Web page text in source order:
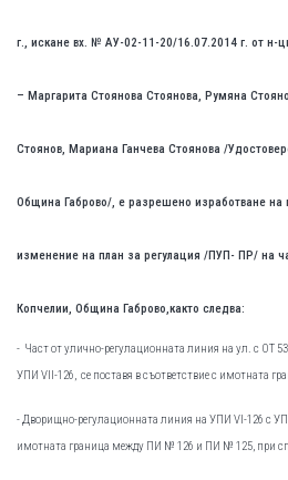
г., искане вх. № АУ-02-11-20/16.07.2014 г. от н-
– Маргарита Стоянова Стоянова, Румяна
Стоянов, Мариана Ганчева Стоянова /
Община Габрово/, е разрешено изработване на
изменение на план за регулация /ПУП- ПР/ на
Копчелии, Община Габрово,както следва:
- Част от улично-регулационната линия на ул. с ОТ
УПИ VІІ-126, се поставя в съответствие с имотната
- Дворищно-регулационната линия на УПИ VІ-126 с
имотната граница между ПИ № 126 и ПИ № 125, при